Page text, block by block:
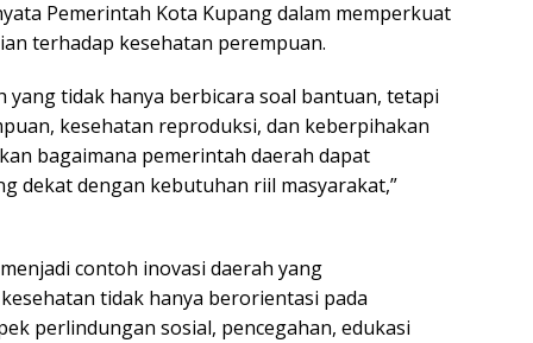
Pemerintah Kota Kupang dalam memperkuat
terhadap kesehatan perempuan.
yang tidak hanya berbicara soal bantuan, tetapi
kesehatan reproduksi, dan keberpihakan
bagaimana pemerintah daerah dapat
dekat dengan kebutuhan riil masyarakat,”
contoh inovasi daerah yang
tidak hanya berorientasi pada
perlindungan sosial, pencegahan, edukasi